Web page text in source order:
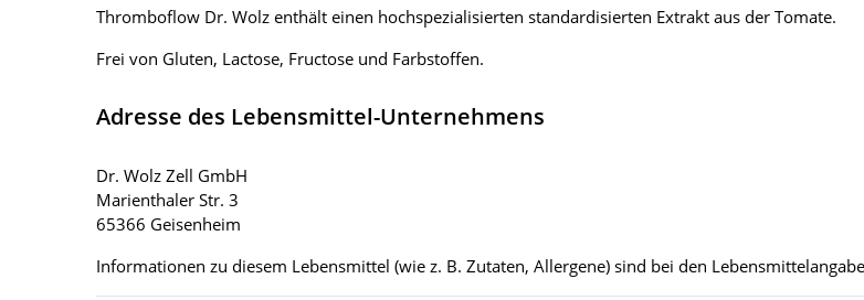
Thromboflow Dr. Wolz enthält einen hochspezialisierten standardisierten Extrakt aus der Tomate.
Frei von Gluten, Lactose, Fructose und Farbstoffen.
Adresse des Lebensmittel-Unternehmens
Dr. Wolz Zell GmbH
Marienthaler Str. 3
65366 Geisenheim
Informationen zu diesem Lebensmittel (wie z. B. Zutaten, Allergene) sind bei den